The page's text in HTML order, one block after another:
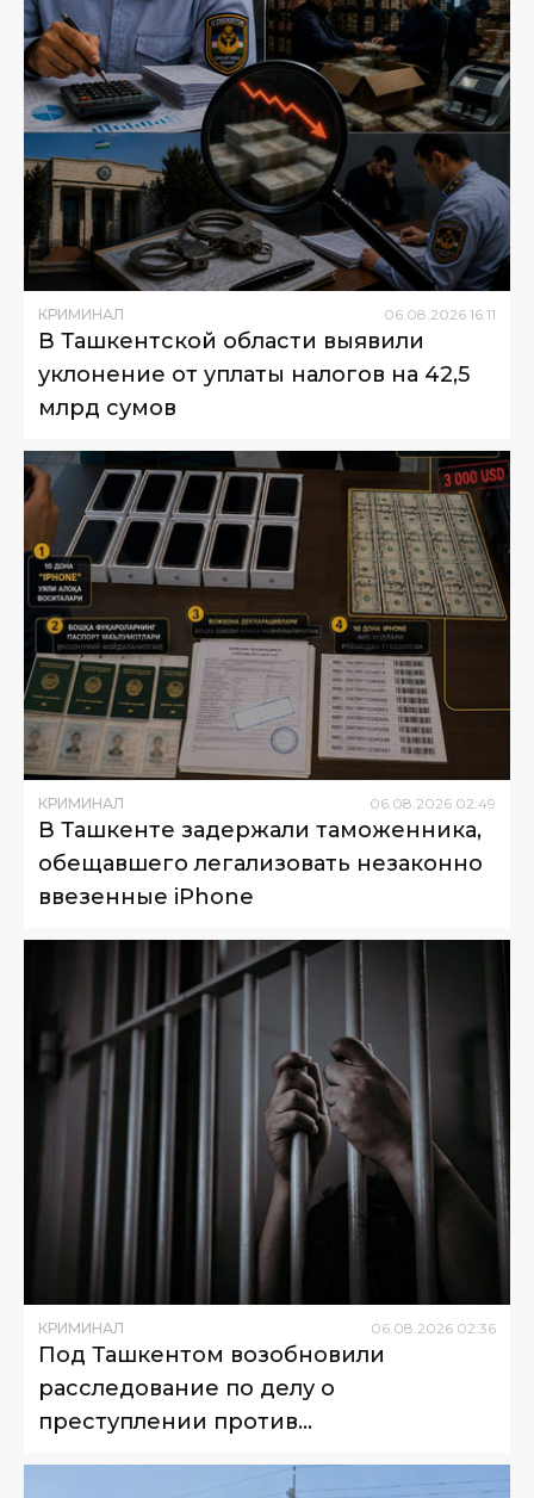
КРИМИНАЛ 06 08 2026 16:11
В Ташкентской области выявили
уклонение от уплаты налогов на 42,5
млрд сумов
КРИМИНАЛ 06.08.2026 02:49
В Ташкенте задержали таможенника,
обещавшего легализовать незаконно
ввезенные iPhone
КРИМИНАЛ 06.08.2026 02:36
Под Ташкентом возобновили
расследование по делу о
преступлении против